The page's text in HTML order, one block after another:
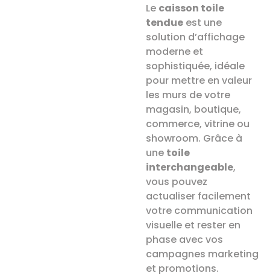
Le caisson toile
tendueest une
solution d’affichage
moderne et
sophistiquée, idéale
pour mettre en valeur
les murs de votre
magasin, boutique,
commerce, vitrine ou
showroom. Grâce à
une toile
interchangeable,
vous pouvez
actualiser facilement
votre communication
visuelle et rester en
phase avec vos
campagnes marketing
et promotions.